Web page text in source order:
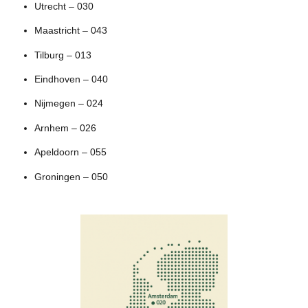
Utrecht – 030
Maastricht – 043
Tilburg – 013
Eindhoven – 040
Nijmegen – 024
Arnhem – 026
Apeldoorn – 055
Groningen – 050